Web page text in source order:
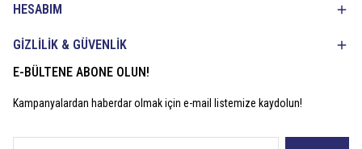
HESABIM
GİZLİLİK & GÜVENLİK
E-BÜLTENE ABONE OLUN!
Kampanyalardan haberdar olmak için e-mail listemize kaydolun!